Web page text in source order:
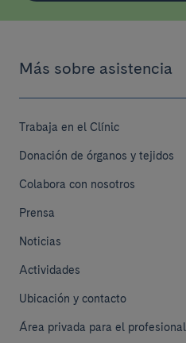
Más sobre asistencia
Trabaja en el Clínic
Donación de órganos y tejidos
Colabora con nosotros
Prensa
Noticias
Actividades
Ubicación y contacto
Área privada para el profesional